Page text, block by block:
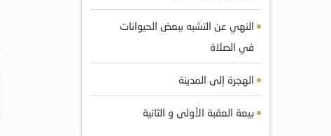
النهي عن التشبه ببعض الحيوانات
في الصلاة
الهجرة إلى المدينة
بيعة العقبة الأولى و الثانية